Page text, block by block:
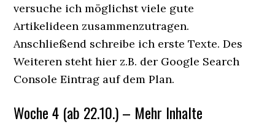
versuche ich möglichst viele gute
Artikelideen zusammenzutragen.
Anschließend schreibe ich erste Texte. Des
Weiteren steht hier z.B. der Google Search
Console Eintrag auf dem Plan.
Woche 4 (ab 22.10.) – Mehr Inhalte